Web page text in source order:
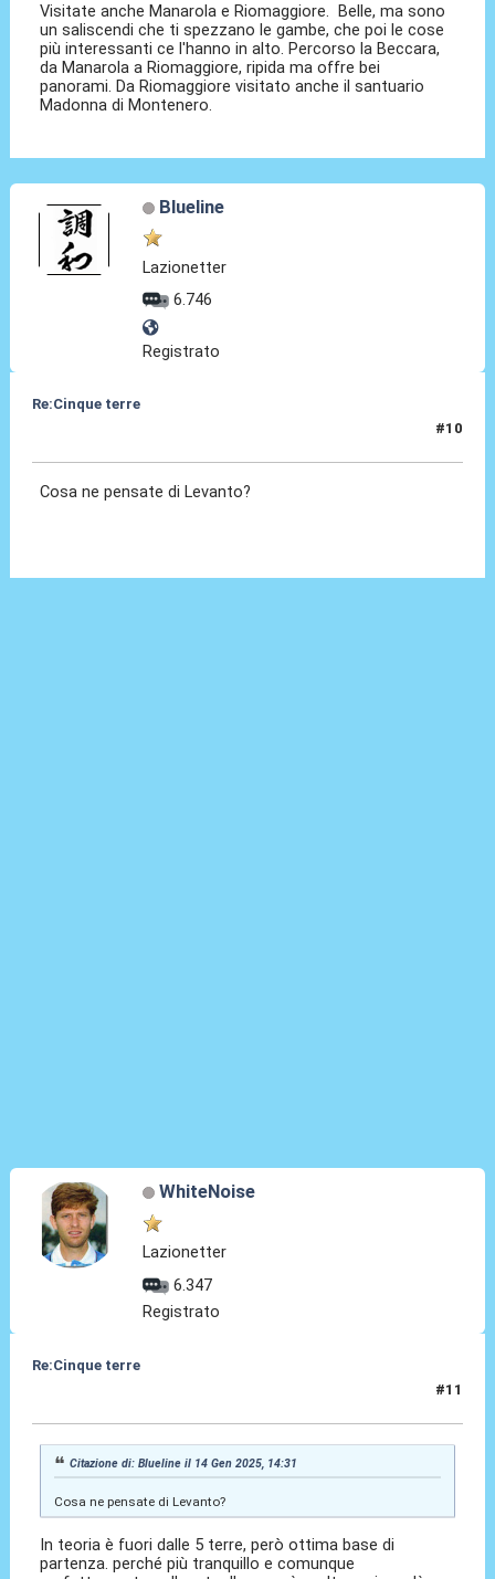
Visitate anche Manarola e Riomaggiore. Belle, ma sono
un saliscendi che ti spezzano le gambe, che poi le cose
più interessanti ce l'hanno in alto. Percorso la Beccara,
da Manarola a Riomaggiore, ripida ma offre bei
panorami. Da Riomaggiore visitato anche il santuario
Madonna di Montenero.
Blueline
Lazionetter
6.746
Registrato
Re:Cinque terre
#10
Cosa ne pensate di Levanto?
WhiteNoise
Lazionetter
6.347
Registrato
Re:Cinque terre
#11
Citazione di: Blueline il 14 Gen 2025, 14:31
Cosa ne pensate di Levanto?
In teoria è fuori dalle 5 terre, però ottima base di
partenza. perché più tranquillo e comunque